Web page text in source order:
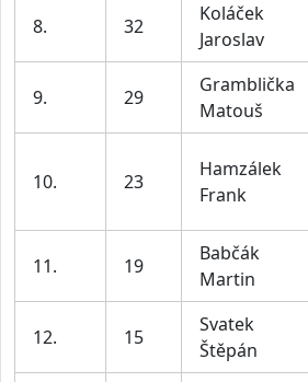
8. 32
Koláček
Jaroslav
9. 29
Gramblička
Matouš
10. 23
Hamzálek
Frank
11. 19
Babčák
Martin
12. 15
Svatek
Štěpán